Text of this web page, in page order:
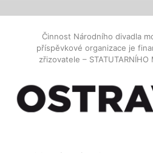
Činnost Národního divadla
příspěvkové organizace je
zřizovatele – STATUTARNÍHO